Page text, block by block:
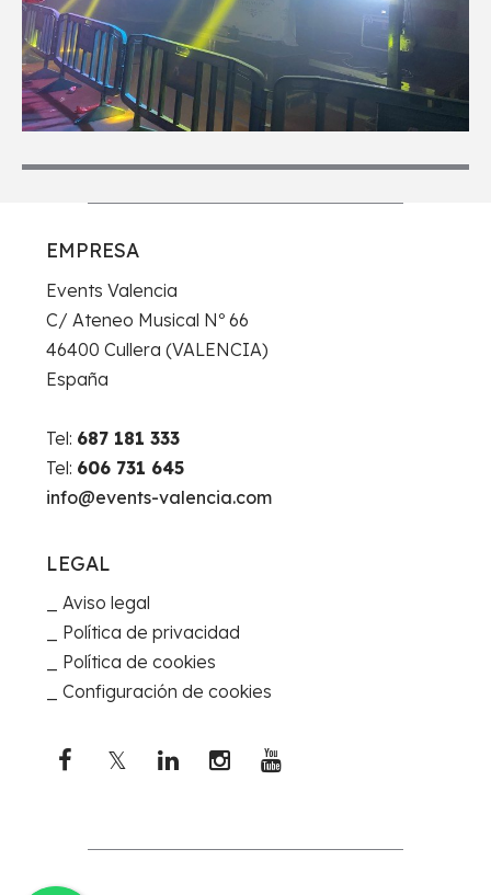
EMPRESA
Events Valencia
C/ Ateneo Musical Nº 66
46400 Cullera (VALENCIA)
España
Tel: 687 181 333
Tel: 606 731 645
info@events-valencia.com
LEGAL
Aviso legal
Política de privacidad
Política de cookies
Configuración de cookies